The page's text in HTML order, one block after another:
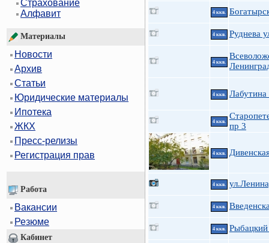
Страхование
Алфавит
Материалы
Новости
Архив
Статьи
Юридические материалы
Ипотека
ЖКХ
Пресс-релизы
Регистрация прав
Работа
Вакансии
Резюме
Кабинет
4 ккв.
4 ккв. Руднева
4 ккв.
4 ккв. Лабутина
4 ккв.
пр 3
4 ккв.
4 ккв.
4 ккв.
4 ккв.